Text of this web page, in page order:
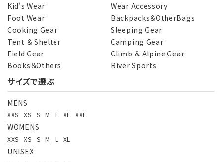
Kid's Wear
Wear Accessory
Foot Wear
Backpacks＆OtherBags
Cooking Gear
Sleeping Gear
Tent ＆ Shelter
Camping Gear
Field Gear
Climb ＆ Alpine Gear
Books＆Others
River Sports
サイズで選ぶ
MENS
XXS XS S M L XL XXL
WOMENS
XXS XS S M L XL
UNISEX